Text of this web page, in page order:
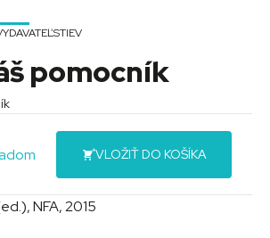
pomocník
VLOŽIŤ DO KOŠÍKA
NFA, 2015